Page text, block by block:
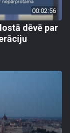
00:02:56
dēvē par